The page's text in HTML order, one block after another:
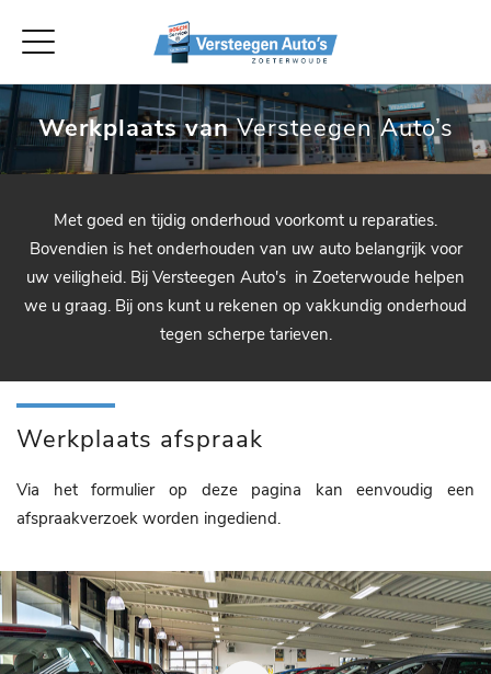
Werkplaats vanVersteegen Auto’s
Met goed en tijdig onderhoud voorkomt u reparaties.
Bovendien is het onderhouden van uw auto belangrijk voor
uw veiligheid. Bij Versteegen Auto's in Zoeterwoude helpen
we u graag. Bij ons kunt u rekenen op vakkundig onderhoud
tegen scherpe tarieven.
Werkplaats afspraak
Via het formulier op deze pagina kan eenvoudig een
afspraakverzoek worden ingediend.